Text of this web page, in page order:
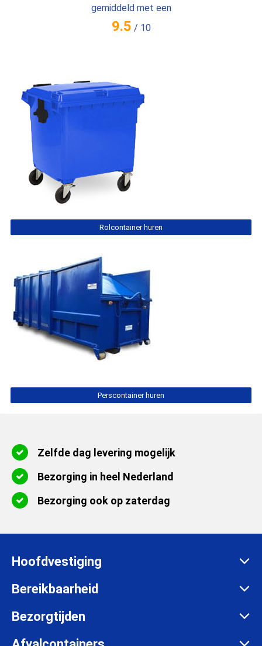
gemiddeld met een
9.5 / 10
Rolcontainer huren
Perscontainer huren
Zelfde dag levering mogelijk
Bezorging in heel Nederland
Bezorging ook op zaterdag
Hoofdvestiging
Zadelmakersstraat 26
info@afvalcontainerbestellen.nl
Bereikbaarheid
Maandag t/m vrijdag:
Bezorgtijden
Maandag t/m vrijdag: